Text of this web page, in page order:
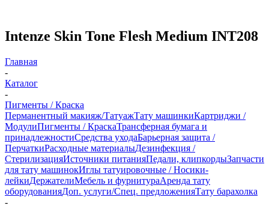
Intenze Skin Tone Flesh Medium INT208
Главная
-
Каталог
-
Пигменты / Краска
Перманентный макияж/ТатуажТату машинкиКартриджи /
МодулиПигменты / КраскаТрансферная бумага и
принадлежностиСредства уходаБарьерная защита /
ПерчаткиРасходные материалыДезинфекция /
СтерилизацияИсточники питанияПедали, клипкордыЗапчасти
для тату машинокИглы татуировочные / Носики-
лейкиДержателиМебель и фурнитураАренда тату
оборудованияДоп. услуги/Спец. предложенияТату барахолка
-